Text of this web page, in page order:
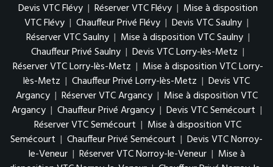
Devis VTC Flévy | Réserver VTC Flévy | Mise à disposition
VTC Flévy | Chauffeur Privé Flévy | Devis VTC Saulny |
Réserver VTC Saulny | Mise à disposition VTC Saulny |
Chauffeur Privé Saulny | Devis VTC Lorry-lès-Metz |
Réserver VTC Lorry-lès-Metz | Mise à disposition VTC Lorry-
lès-Metz | Chauffeur Privé Lorry-lès-Metz | Devis VTC
Argancy | Réserver VTC Argancy | Mise à disposition VTC
Argancy | Chauffeur Privé Argancy | Devis VTC Semécourt |
Réserver VTC Semécourt | Mise à disposition VTC
Semécourt | Chauffeur Privé Semécourt | Devis VTC Norroy-
le-Veneur | Réserver VTC Norroy-le-Veneur | Mise à